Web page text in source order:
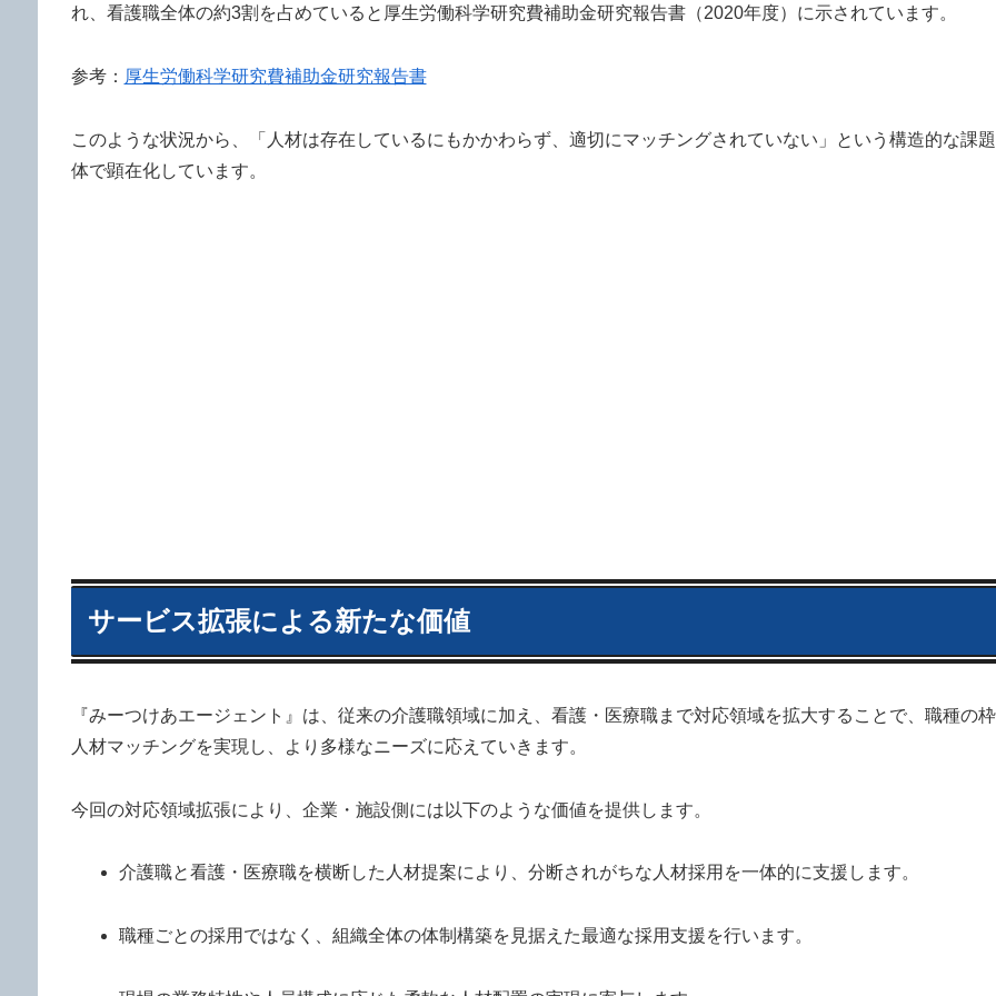
れ、看護職全体の約3割を占めていると厚生労働科学研究費補助金研究報告書（2020年度）に示されています。
参考： 厚生労働科学研究費補助金研究報告書
このような状況から、「人材は存在しているにもかかわらず、適切にマッチングされていない」という構造的な課
体で顕在化しています。
サービス拡張による新たな価値
『みーつけあエージェント』は、従来の介護職領域に加え、看護・医療職まで対応領域を拡大することで、職種の
人材マッチングを実現し、より多様なニーズに応えていきます。
今回の対応領域拡張により、企業・施設側には以下のような価値を提供します。
介護職と看護・医療職を横断した人材提案により、分断されがちな人材採用を一体的に支援します。
職種ごとの採用ではなく、組織全体の体制構築を見据えた最適な採用支援を行います。